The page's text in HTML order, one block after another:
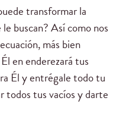
transformar la
buscan? Así como nos
más bien
en enderezará tus
Él y entrégale todo tu
todos tus vacíos y darte